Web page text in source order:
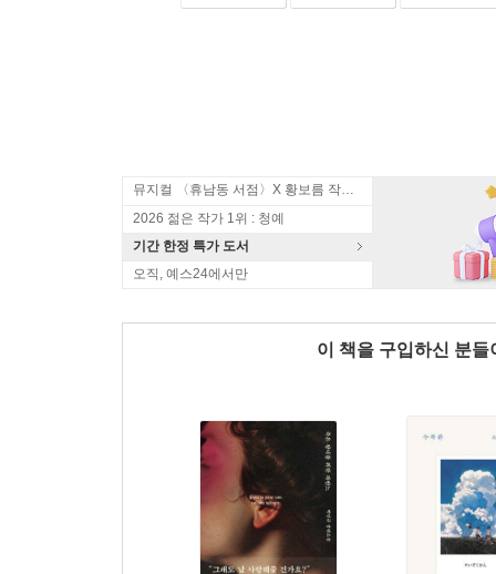
뮤지컬 〈휴남동 서점〉X 황보름 작가 북토크
2026 젊은 작가 1위 : 청예
기간 한정 특가 도서
오직, 예스24에서만
이 책을 구입하신 분